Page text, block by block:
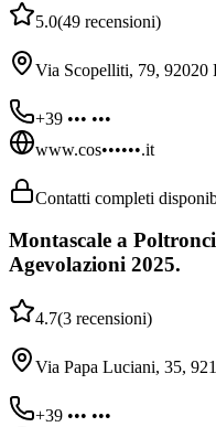
5.0(49 recensioni)
Via Scopelliti, 79, 92020
+39 ••• •••
www.cos••••••.it
Contatti completi
Montascale a
Agevolazioni 2025.
4.7(3 recensioni)
Via Papa Luciani, 35,
+39 ••• •••